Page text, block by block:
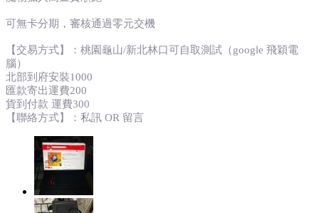
可無卡分期，審核通過零元交機
【交易方式】：桃園龜山/新北林口可自取測試（google 飛穎電
腦）
北部到府安裝1000
匯款寄出運費200
貨到付款 運費300
【聯絡方式】：私訊 OR 留言